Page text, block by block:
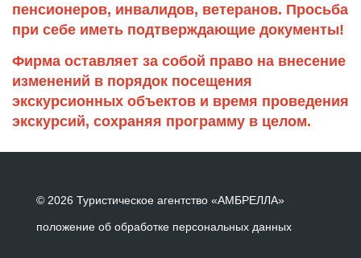
пенсионеров, инвалидов, ветеранов. Просьба
при себе иметь подтверждающие документы!
Фирма оставляет за собой право на внесение
изменений в порядок посещения
экскурсионных объектов и время проведения
экскурсий, сохраняя программу в целом.
© 2026 Туристическое агентство «АМБРЕЛЛА»
положение об обработке персональных данных